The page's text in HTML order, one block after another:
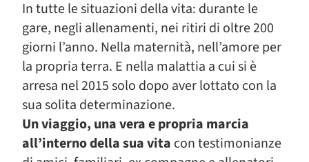
In tutte le situazioni della vita: durante le
gare, negli allenamenti, nei ritiri di oltre 200
giorni l’anno. Nella maternità, nell’amore per
la propria terra. E nella malattia a cui si è
arresa nel 2015 solo dopo aver lottato con la
sua solita determinazione.
Un viaggio, una vera e propria marcia
all’interno della sua vita con testimonianze